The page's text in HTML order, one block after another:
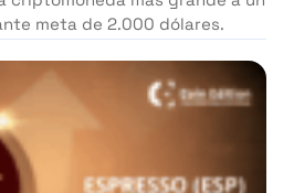
meta de 2.000 dólares.